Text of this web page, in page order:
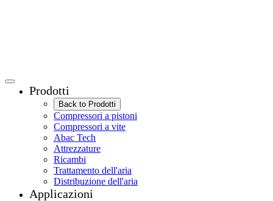
Prodotti
Back to Prodotti
Compressori a pistoni
Compressori a vite
Abac Tech
Attrezzature
Ricambi
Trattamento dell'aria
Distribuzione dell'aria
Applicazioni